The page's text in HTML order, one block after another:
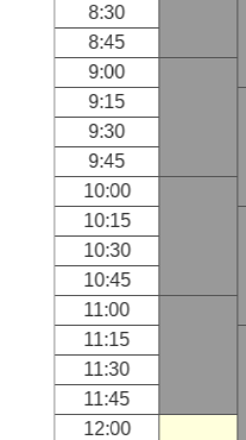
8:30
8:45
9:00
9:15
9:30
9:45
10:00
10:15
10:30
10:45
11:00
11:15
11:30
11:45
12:00